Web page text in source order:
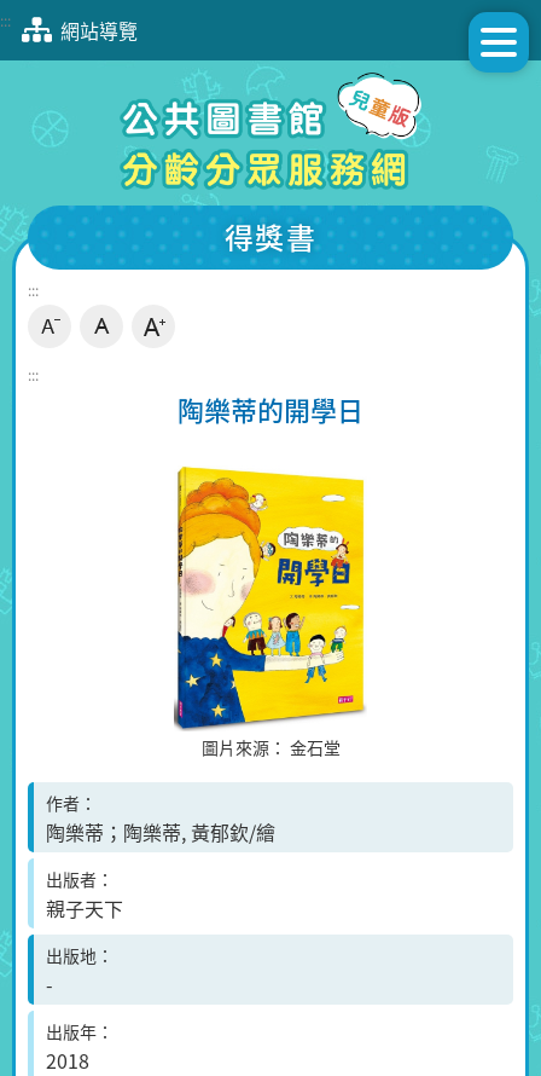
跳
塊
::: 網站導覽
得獎書
:::
:::
陶樂蒂的開學日
圖片來源： 金石堂
作者
陶樂蒂；陶樂蒂, 黃郁欽/繪
出版者
親子天下
出版地
-
出版年
2018